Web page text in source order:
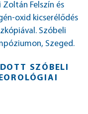
Zoltán Felszín és
oxid kicserélődés
Szóbeli
Szeged.
SZÓBELI